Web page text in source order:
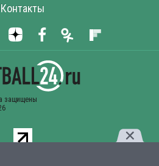
Контакты